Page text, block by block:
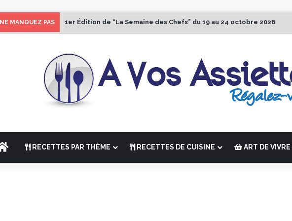
NE MANQUEZ PAS 1er Édition de “La Semaine des Chefs” du 19 au 24 octobre 2026
ACCUEILRECETTES PAR THÈME RECETTES DE CUISINE ART DE VIVRE